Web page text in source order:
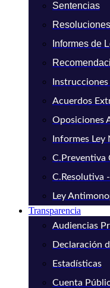
Sentencias
Resoluciones
Informes de
Acuerdos
Oposiciones
Informes Ley
C.Preventiva
C.Resolutiva
Ley
Transparencia
Audiencias
Declaración
Estadísticas
Cuenta